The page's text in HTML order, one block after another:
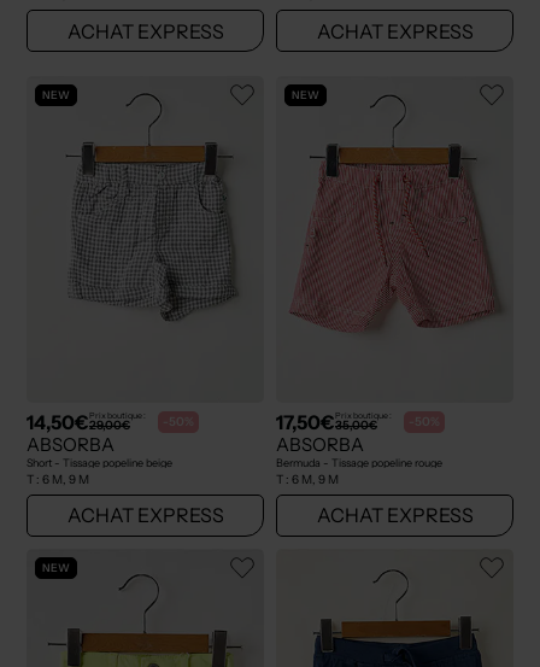
ACHAT EXPRESS ACHAT EXPRESS
NEW
14,50€Prix boutique :
29,00€ -50%
ABSORBA
Short - Tissage popeline beige
T : 6 M, 9 M
ACHAT EXPRESS
NEW
17,50€Prix boutique :
35,00€ -50%
ABSORBA
Bermuda - Tissage popeline rouge
T : 6 M, 9 M
ACHAT EXPRESS
NEW